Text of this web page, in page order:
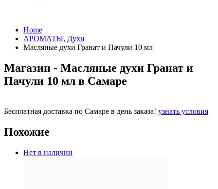
Home
АРОМАТЫ, Духи
Масляные духи Гранат и Пачули 10 мл
Магазин - Масляные духи Гранат и
Пачули 10 мл в Самаре
Бесплатная доставка по Самаре в день заказа! узнать условия
Похожие
Нет в наличии